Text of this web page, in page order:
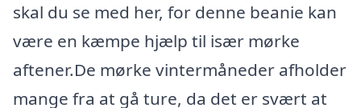
skal du se med her, for denne beanie kan
være en kæmpe hjælp til især mørke
aftener.De mørke vintermåneder afholder
mange fra at gå ture, da det er svært at